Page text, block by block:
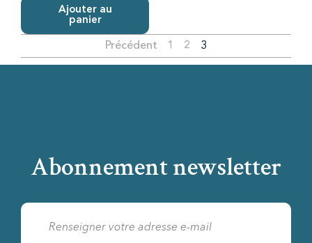
Ajouter au
panier
Précédent 1 2 3
Abonnement newsletter